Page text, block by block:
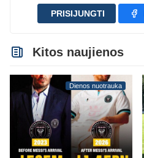
PRISIJUNGTI
Kitos naujienos
Dienos nuotrauka